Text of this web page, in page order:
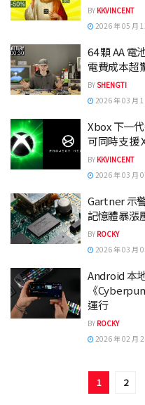
BY KKVINCENT
2026 年 05 月
64 顆 AA 電
電費成本超
BYSHENGTI
2026 年 03 月
Xbox 下一
可同時支援
BY KKVINCENT
2026 年 03 月
Gartner 示
記憶體暴漲
BY ROCKY
2026 年 03 月
Android 本
《
運行
BY ROCKY
2026 年 02 月
1 2